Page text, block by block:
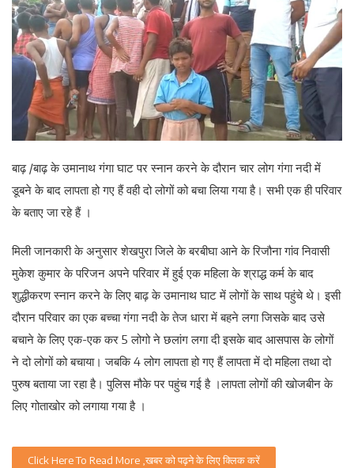
राज्य
कृषि
मूवी मसाला
लाइफ स्टाइल
पर्यटन
धर्म
बाढ़ /बाढ़ के उमानाथ गंगा घाट पर स्नान करने के दौरान चार लोग गंगा नदी में
डूबने के बाद लापता हो गए हैं वही दो लोगों को बचा लिया गया है। सभी एक ही परिवार
के बताए जा रहे हैं ।
मिली जानकारी के अनुसार शेखपुरा जिले के बरबीघा आने के रिजौना गांव निवासी
मुकेश कुमार के परिजन अपने परिवार में हुई एक महिला के श्राद्ध कर्म के बाद
शुद्धीकरण स्नान करने के लिए बाढ़ के उमानाथ घाट में लोगों के साथ पहुंचे थे। इसी
दौरान परिवार का एक बच्चा गंगा नदी के तेज धारा में बहने लगा जिसके बाद उसे
बचाने के लिए एक-एक कर 5 लोगो ने छलांग लगा दी इसके बाद आसपास के लोगों
ने दो लोगों को बचाया। जबकि 4 लोग लापता हो गए हैं लापता में दो महिला तथा दो
पुरुष बताया जा रहा है। पुलिस मौके पर पहुंच गई है ।लापता लोगों की खोजबीन के
लिए गोताखोर को लगाया गया है ।
Click Here To Read More ,खबर को पढ़ने के लिए क्लिक करें